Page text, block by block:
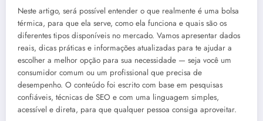
Neste artigo, será possível entender o que realmente é uma bolsa
térmica, para que ela serve, como ela funciona e quais são os
diferentes tipos disponíveis no mercado. Vamos apresentar dados
reais, dicas práticas e informações atualizadas para te ajudar a
escolher a melhor opção para sua necessidade — seja você um
consumidor comum ou um profissional que precisa de
desempenho. O conteúdo foi escrito com base em pesquisas
confiáveis, técnicas de SEO e com uma linguagem simples,
acessível e direta, para que qualquer pessoa consiga aproveitar.